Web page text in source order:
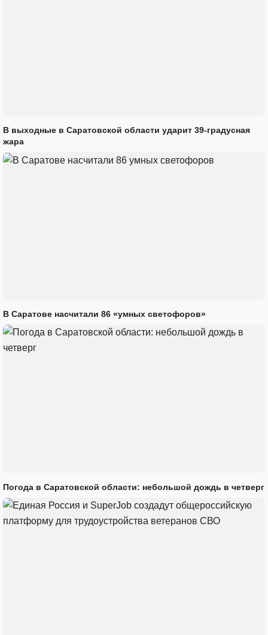
В выходные в Саратовской области ударит 39-градусная
жара
В Саратове насчитали 86 «умных светофоров»
Погода в Саратовской области: небольшой дождь в четверг